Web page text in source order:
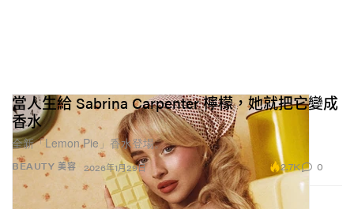
BEAUTY 美容
當人生給 Sabrina Carpenter 檸檬，她就把它變成
香水
全新「Lemon Pie」香水登場。
2026年1月29日 2.7K 0